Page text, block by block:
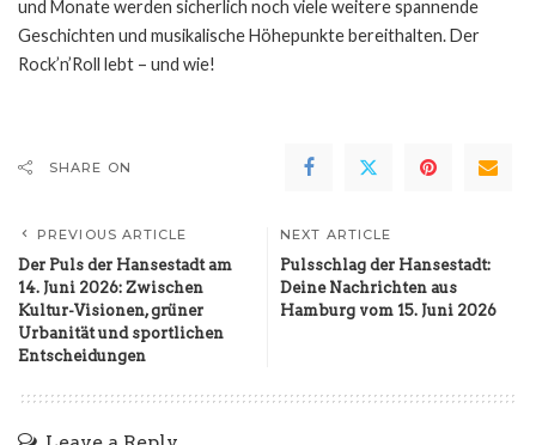
und Monate werden sicherlich noch viele weitere spannende
Geschichten und musikalische Höhepunkte bereithalten. Der
Rock’n’Roll lebt – und wie!
SHARE ON
PREVIOUS ARTICLE
Der Puls der Hansestadt am
14. Juni 2026: Zwischen
Kultur-Visionen, grüner
Urbanität und sportlichen
Entscheidungen
NEXT ARTICLE
Pulsschlag der Hansestadt:
Deine Nachrichten aus
Hamburg vom 15. Juni 2026